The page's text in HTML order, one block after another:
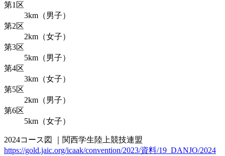
第1区
3km（男子）
第2区
2km（女子）
第3区
5km（男子）
第4区
3km（女子）
第5区
2km（男子）
第6区
5km（女子）
2024コース図 ｜関西学生陸上競技連盟
https://gold.jaic.org/icaak/convention/2023/資料/19_DANJO/2024